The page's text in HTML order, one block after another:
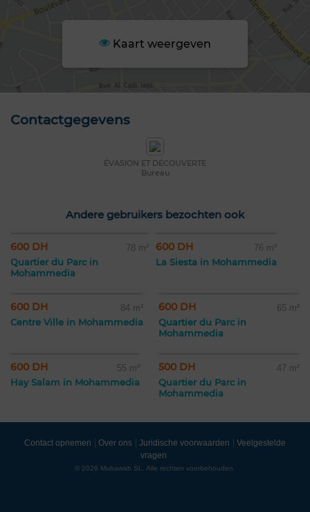
Kaart weergeven
Contactgegevens
ÉVASION ET DÉCOUVERTE
Bureau
Andere gebruikers bezochten ook
600 DH 78 m²
Quartier du Parc in
Mohammedia
600 DH 76 m²
La Siesta in Mohammedia
600 DH 84 m²
Centre Ville in Mohammedia
600 DH 65 m²
Quartier du Parc in
Mohammedia
600 DH 55 m²
Hay Salam in Mohammedia
500 DH 47 m²
Quartier du Parc in
Mohammedia
Contact opnemen Over ons Juridische voorwaarden
Veelgestelde
vragen
© 2026 Mubawab SL. Alle rechten voorbehouden.